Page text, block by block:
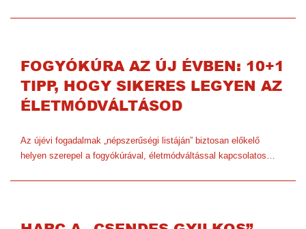
FOGYÓKÚRA AZ ÚJ ÉVBEN: 10+1
TIPP, HOGY SIKERES LEGYEN AZ
ÉLETMÓDVÁLTÁSOD
Az újévi fogadalmak „népszerűségi listáján” biztosan előkelő
helyen szerepel a fogyókúrával, életmódváltással kapcsolatos…